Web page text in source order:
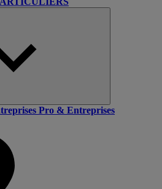
Pro & Entreprises